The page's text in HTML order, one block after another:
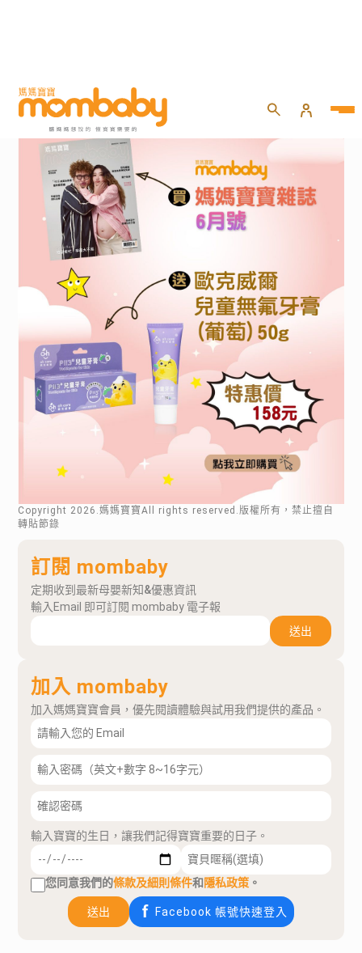
Copyright 2026 .媽媽寶寶All rights reserved.版權所有，禁止擅自
轉貼節錄
訂閱 mombaby
定期收到最新母嬰新知&優惠資訊
輸入Email 即可訂閱 mombaby 電子報
送出
加入 mombaby
加入媽媽寶寶會員，優先閱讀體驗與試用我們提供的產品。
輸入寶寶的生日，讓我們記得寶寶重要的日子。
您同意我們的條款及細則條件和隱私政策 。
送出 Facebook 帳號快速登入